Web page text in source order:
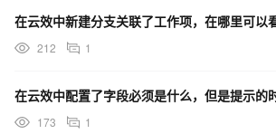
在云效中新建分支关联了工作项，在哪里可以
212 1
173 1